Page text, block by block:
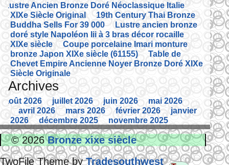
Lustre Ancien Bronze Doré Néoclassique Italie
XIXe Siècle Original
19th Century Thai Bronze
Buddha Sells For 39 000
Lustre ancien bronze
doré style Napoléon Iii à 3 bras décor rocaille
XIXe siècle
Coupe porcelaine Imari monture
bronze Japon XIXe siècle (61155)
Table de
Chevet Empire Ancienne Noyer Bronze Doré XIXe
Siècle Originale
Archives
août 2026 juillet 2026 juin 2026
mai 2026
avril 2026
mars 2026 février 2026
janvier
2026
décembre 2025
novembre 2025
octobre 2025
septembre 2025
août 2025
juillet 2025
juin 2025 mai 2025
avril 2025
mars 2025
février 2025
janvier 2025
décembre 2024
novembre 2024
octobre
© 2026Bronze xixe siècle
TwoFile Theme byTradesouthwest